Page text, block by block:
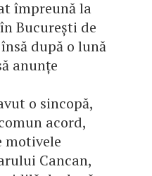
împreună la
București de
după o lună
anunțe
o sincopă,
acord,
motivele
Cancan,